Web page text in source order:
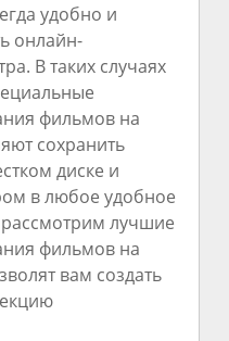
удобно и
онлайн-
В таких случаях
фильмов на
сохранить
диске и
в любое удобное
лучшие
фильмов на
вам создать